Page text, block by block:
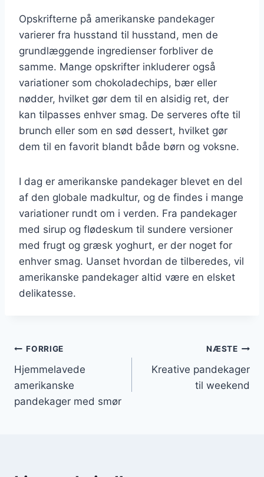
Opskrifterne på amerikanske pandekager
varierer fra husstand til husstand, men de
grundlæggende ingredienser forbliver de
samme. Mange opskrifter inkluderer også
variationer som chokoladechips, bær eller
nødder, hvilket gør dem til en alsidig ret, der
kan tilpasses enhver smag. De serveres ofte til
brunch eller som en sød dessert, hvilket gør
dem til en favorit blandt både børn og voksne.
I dag er amerikanske pandekager blevet en del
af den globale madkultur, og de findes i mange
variationer rundt om i verden. Fra pandekager
med sirup og flødeskum til sundere versioner
med frugt og græsk yoghurt, er der noget for
enhver smag. Uanset hvordan de tilberedes, vil
amerikanske pandekager altid være en elsket
delikatesse.
Indlægsnavigation
FORRIGE
Hjemmelavede
amerikanske
pandekager med smør
NÆSTE
Kreative pandekager
til weekend